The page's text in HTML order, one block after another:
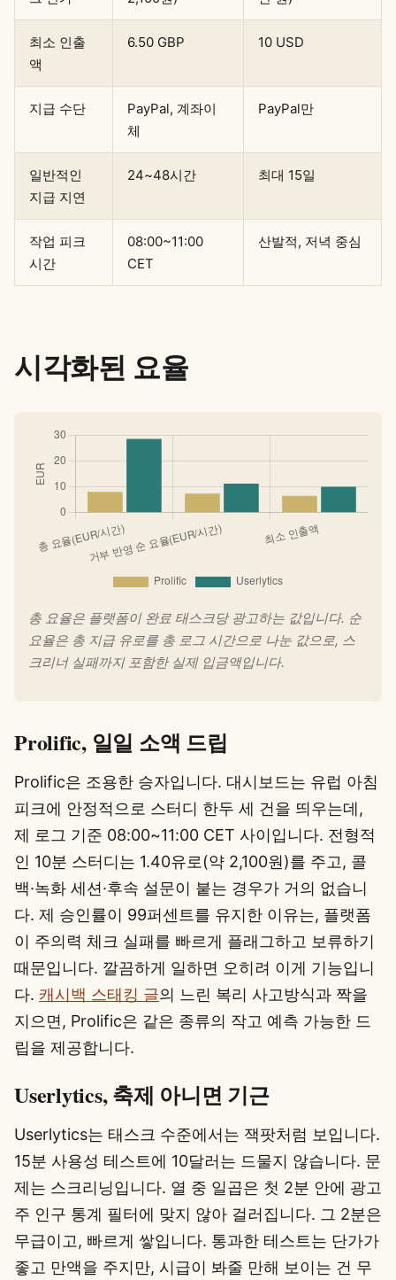
최소 인출
액
6.50 GBP 10 USD
지급 수단
PayPal, 계좌이
체
PayPal만
일반적인
지급 지연
24~48시간 최대 15일
작업 피크
시간
08:00~11:00
CET
산발적, 저녁 중심
시각화된 요율
총 요율은 플랫폼이 완료 태스크당 광고하는 값입니다. 순
요율은 총 지급 유로를 총 로그 시간으로 나눈 값으로, 스
크리너 실패까지 포함한 실제 입금액입니다.
Prolific, 일일 소액 드립
Prolific은 조용한 승자입니다. 대시보드는 유럽 아침
피크에 안정적으로 스터디 한두 세 건을 띄우는데,
제 로그 기준 08:00~11:00 CET 사이입니다. 전형적
인 10분 스터디는 1.40유로(약 2,100원)를 주고, 콜
백·녹화 세션·후속 설문이 붙는 경우가 거의 없습니
다. 제 승인률이 99퍼센트를 유지한 이유는, 플랫폼
이 주의력 체크 실패를 빠르게 플래그하고 보류하기
때문입니다. 깔끔하게 일하면 오히려 이게 기능입니
다. 캐시백 스태킹 글의 느린 복리 사고방식과 짝을
지으면, Prolific은 같은 종류의 작고 예측 가능한 드
립을 제공합니다.
Userlytics, 축제 아니면 기근
Userlytics는 태스크 수준에서는 잭팟처럼 보입니다.
15분 사용성 테스트에 10달러는 드물지 않습니다. 문
제는 스크리닝입니다. 열 중 일곱은 첫 2분 안에 광고
주 인구 통계 필터에 맞지 않아 걸러집니다. 그 2분은
무급이고, 빠르게 쌓입니다. 통과한 테스트는 단가가
좋고 만액을 주지만, 시급이 봐줄 만해 보이는 건 무